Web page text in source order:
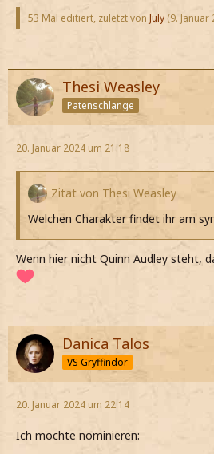
53 Mal editiert, zuletzt von July (9. Januar
Thesi Weasley
Patenschlange
20. Januar 2024 um 21:18
Zitat von Thesi Weasley
Welchen Charakter findet ihr am
Wenn hier nicht Quinn Audley steht,
Danica Talos
VS Gryffindor
20. Januar 2024 um 22:14
Ich möchte nominieren: